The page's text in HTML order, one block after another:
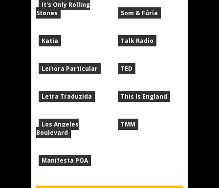
It's Only Rolling
Stones
Katia
Leitora Particular
Letra Traduzida
Los Angeles
Boulevard
Manifesta POA
Som & Fúria
Talk Radio
TED
This Is England
TMM